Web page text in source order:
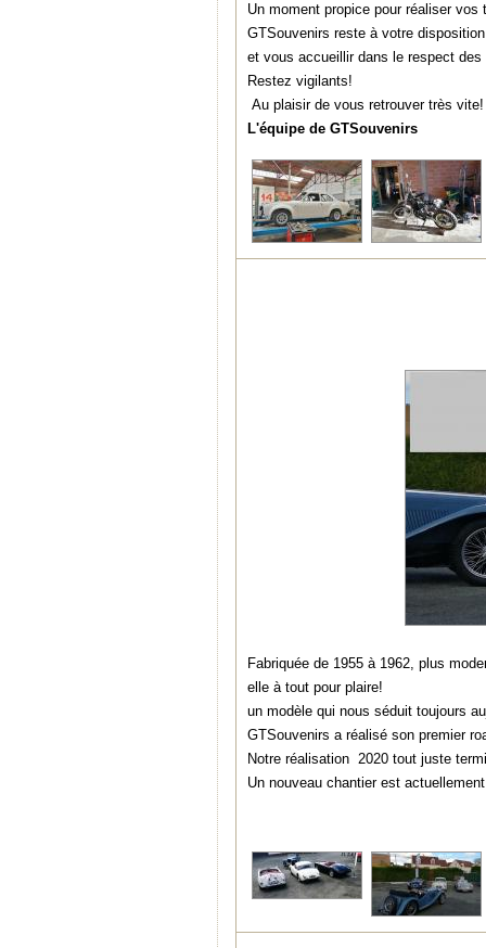
Un moment propice pour réaliser
GTSouvenirs reste à votre
et vous accueillir dans le respect
Restez vigilants!
Au plaisir de vous retrouver très vite!
L'équipe de GTSouvenirs
Fabriquée de 1955 à 1962, plus
elle à tout pour plaire!
un modèle qui nous séduit toujours
GTSouvenirs a réalisé son premier
Notre réalisation 2020 tout juste
Un nouveau chantier est